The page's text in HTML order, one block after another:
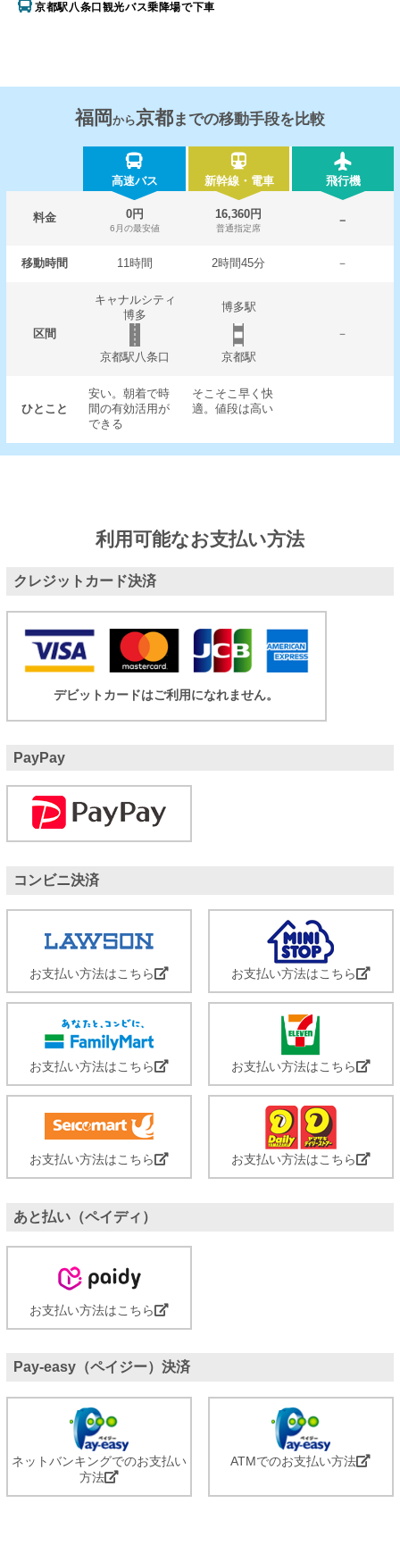
京都駅八条口観光バス乗降場で下車
福岡 から京都までの移動手段を比較
高速バス 新幹線・電車 飛行機
料金 0円
6月の最安値
16,360円
普通指定席
－
移動時間 11時間 2時間45分 －
区間
キャナルシティ
博多
博多駅
－
京都駅八条口
京都駅
ひとこと
安い。朝着で時
間の有効活用が
できる
そこそこ早く快
適。値段は高い
利用可能なお支払い方法
クレジットカード決済
デビットカードはご利用になれません。
PayPay
コンビニ決済
お支払い方法はこちら お支払い方法はこちら
お支払い方法はこちら お支払い方法はこちら
お支払い方法はこちら お支払い方法はこちら
あと払い（ペイディ）
お支払い方法はこちら
Pay-easy（ペイジー）決済
ネットバンキングでのお支払い
方法
ATMでのお支払い方法